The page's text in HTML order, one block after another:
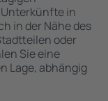
in
in der Nähe des
oder
Sie eine
Lage, abhängig